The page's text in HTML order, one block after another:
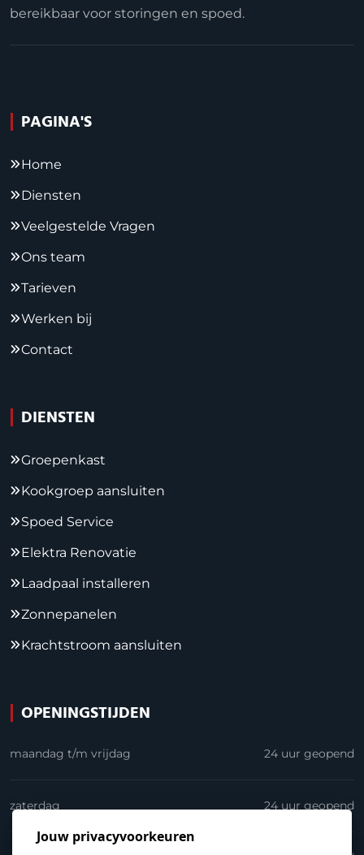
bereikbaar voor storingen en spoed.
PAGINA'S
Home
Diensten
Veelgestelde Vragen
Ons team
Tarieven
Werken bij
Contact
DIENSTEN
Groepenkast
Kookgroep aansluiten
Spoed Service
Elektra Renovatie
Laadpaal installeren
Zonnepanelen
Krachtstroom aansluiten
OPENINGSTIJDEN
maandag t/m vrijdag 24 uur geopend
zaterdag 24 uur geopend